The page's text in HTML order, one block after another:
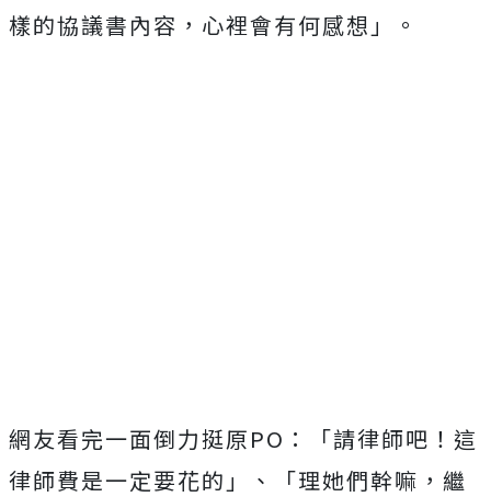
樣的協議書內容，心裡會有何感想」。
網友看完一面倒力挺原PO：「請律師吧！這
律師費是一定要花的」、「理她們幹嘛，繼